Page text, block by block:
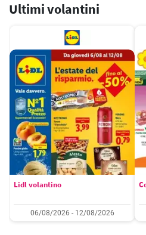
Ultimi volantini
Lidl volantino
06/08/2026 - 12/08/2026